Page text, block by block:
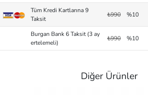
Tüm Kredi Kartlarına 9
Taksit
₺990 %10
Burgan Bank 6 Taksit (3 ay
ertelemeli)
₺990 %10
Diğer Ürünler